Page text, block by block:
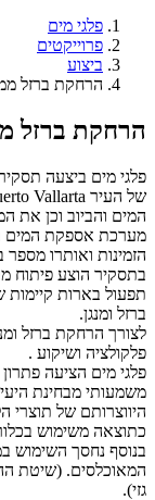
פלגי מים
פרוייקטים
ביצוע
הרחקת ברזל
הרחקת ברזל
פלגי מים ביצעה
המים והביוב וכן את
מערכת אספקת המים
הזמינות ואותרו מספר
בתסקיר הוצע פיתוח
תפעול בארות קיימות
ברזל ומנגן.
לצורך הרחקת ברזל
פלקולציה ושיקוע .
פלגי מים הציעה
משמעותי מבחינת
היווצרותם של תוצרי
כתוצאה משימוש
בנוסף נחסך השימוש
המאוכלסים. (שיטת
גזי).